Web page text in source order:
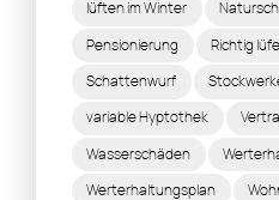
lüften im Winter
Pensionierung Richtig
Schattenwurf
variable Hyptothek
Wasserschäden
Werterhaltungsplan